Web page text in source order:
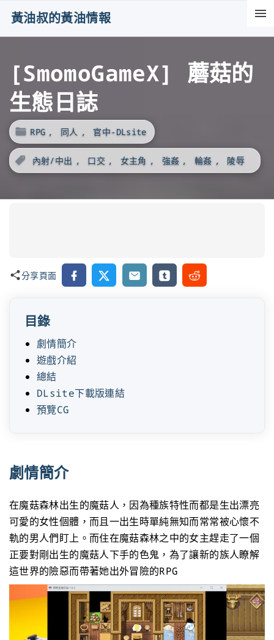
e
黃油叔的黃油情報
[SmomoGameX] 蘑菇的
生態日誌
RPG 同人 官中-DLsite
內射/中出 口交 女主角 強姦 輪姦 陵辱
分享頁面 Facebook
X Email TumblrReddit
目錄
劇情簡介
遊戲介紹
總結
DLsite下載版連結
預覽CG
劇情簡介
在魔菇森林出生的魔菇人，因為種族特性而都是生出漂亮
可愛的女性個體，而且一出生時單純無知而常常被心懷不
軌的男人們盯上。而住在魔菇森林之中的女主趕走了一個
正要對剛出生的魔菇人下手的色鬼，為了讓新的族人瞭解
這世界的險惡而帶著她出外冒險的RPG